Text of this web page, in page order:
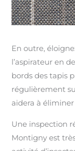
En outre,
l’aspirateur en
bords des tapis
régulièrement
aidera à
Une inspection
Montigny est